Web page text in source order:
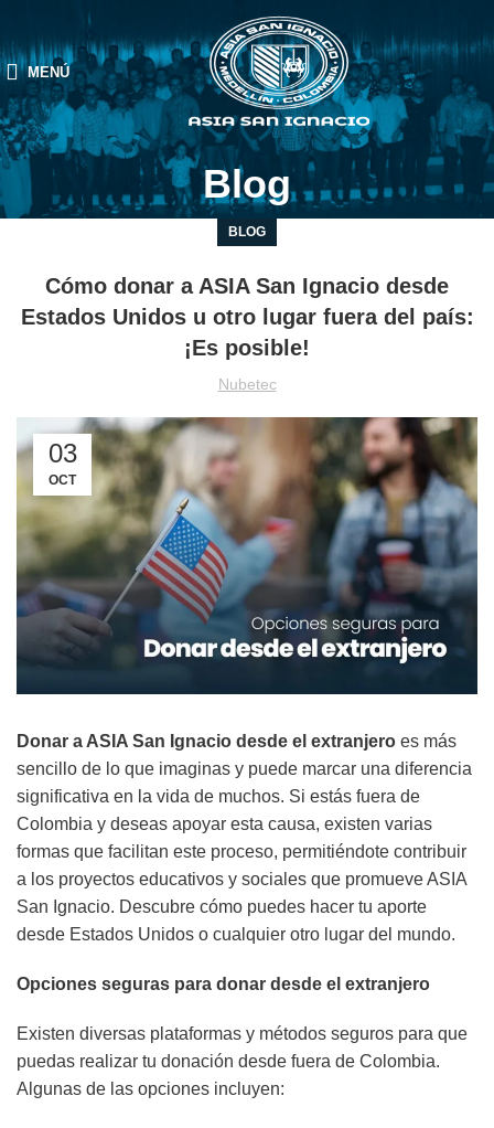
MENÚ
Blog
BLOG
Cómo donar a ASIA San Ignacio desde
Estados Unidos u otro lugar fuera del país:
¡Es posible!
Nubetec
03
OCT
Donar a ASIA San Ignacio desde el extranjero es más
sencillo de lo que imaginas y puede marcar una diferencia
significativa en la vida de muchos. Si estás fuera de
Colombia y deseas apoyar esta causa, existen varias
formas que facilitan este proceso, permitiéndote contribuir
a los proyectos educativos y sociales que promueve ASIA
San Ignacio. Descubre cómo puedes hacer tu aporte
desde Estados Unidos o cualquier otro lugar del mundo.
Opciones seguras para donar desde el extranjero
Existen diversas plataformas y métodos seguros para que
puedas realizar tu donación desde fuera de Colombia.
Algunas de las opciones incluyen: